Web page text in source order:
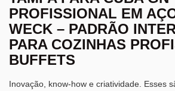
PROFISSIONAL EM
WECK – PADRÃO
PARA COZINHAS
BUFFETS
Inovação, know-how e criatividade. Esses